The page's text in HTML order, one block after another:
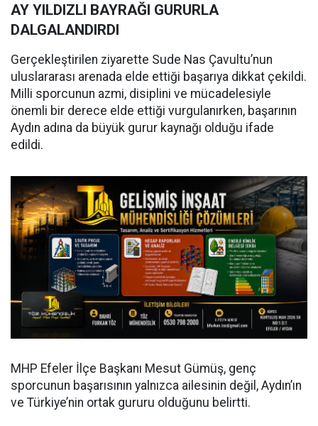
AY YILDIZLI BAYRAĞI GURURLA
DALGALANDIRDI
Gerçekleştirilen ziyarette Sude Nas Çavultu’nun
uluslararası arenada elde ettiği başarıya dikkat çekildi.
Milli sporcunun azmi, disiplini ve mücadelesiyle
önemli bir derece elde ettiği vurgulanırken, başarının
Aydın adına da büyük gurur kaynağı olduğu ifade
edildi.
MHP Efeler İlçe Başkanı Mesut Gümüş, genç
sporcunun başarısının yalnızca ailesinin değil, Aydın’ın
ve Türkiye’nin ortak gururu olduğunu belirtti.